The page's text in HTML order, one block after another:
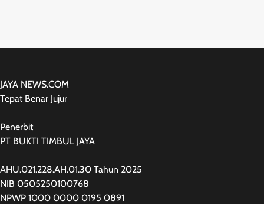
JAYA NEWS.COM
Tepat Benar Jujur
Penerbit
PT BUKTI TIMBUL JAYA
AHU.021.228.AH.01.30 Tahun 2025
NIB 0505250100768
NPWP 1000 0000 0195 0891